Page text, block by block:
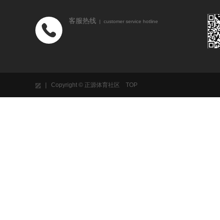
客服热线 | customer service hotline
| Copyright © 正源体育社区 TOP